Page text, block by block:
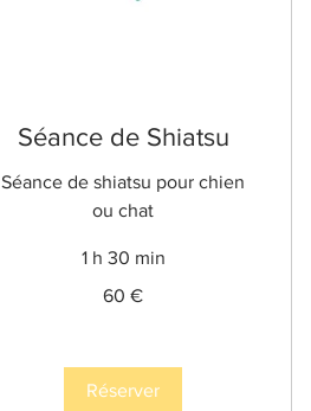
Séance de Shiatsu
Séance de shiatsu pour chien
ou chat
1 h 30 min
60 €
Réserver